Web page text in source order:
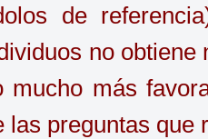
de
no
mucho más
las preguntas que